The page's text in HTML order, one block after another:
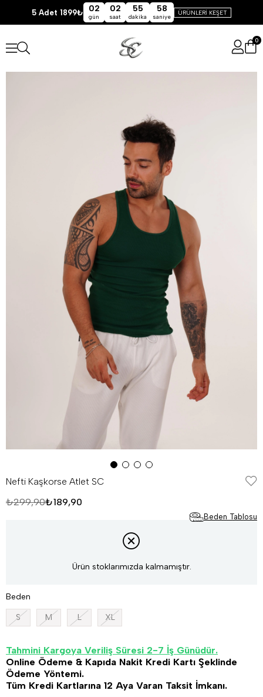
5 Adet 1899₺ 02
gün
02
saat
55
dakika
58
saniye
ÜRÜNLERİ KEŞET
0
Nefti Kaşkorse Atlet SC
₺299,90₺189,90
Beden Tablosu
Ürün stoklarımızda kalmamıştır.
Beden
S M L XL
Tahmini Kargoya Veriliş Süresi 2-7 İş Günüdür.
Online Ödeme & Kapıda Nakit Kredi Kartı Şeklinde
Ödeme Yöntemi.
Tüm Kredi Kartlarına 12 Aya Varan Taksit İmkanı.